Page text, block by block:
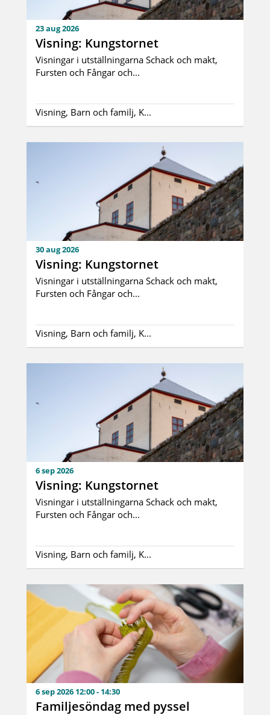
23 aug 2026
Visning: Kungstornet
Visningar i utställningarna Schack och makt,
Fursten och Fångar och...
Visning, Barn och familj, K...
30 aug 2026
Visning: Kungstornet
Visningar i utställningarna Schack och makt,
Fursten och Fångar och...
Visning, Barn och familj, K...
6 sep 2026
Visning: Kungstornet
Visningar i utställningarna Schack och makt,
Fursten och Fångar och...
Visning, Barn och familj, K...
6 sep 2026 12:00 - 14:30
Familjesöndag med pyssel